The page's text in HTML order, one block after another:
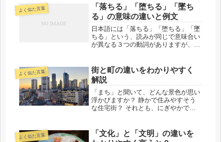
葉の意味や使い方について詳しく説明
します。「チル」と「リラックス」と
「ま...
よく似た言葉
「落ちる」「堕ちる」「墜ち
る」の意味の違いと例文
日本語には「落ちる」「堕ちる」「墜
ちる」という、読みが同じで意味合い
が異なる３つの動詞がありますが、そ
ちる」「堕ちる」「墜ちる」の意味の
違いと使い分けを見てみましょう。
「落...
よく似た言葉
街と町の違いをわかりやすく
解説
「まち」と聞いて、どんな景色が思い
浮かびますか？ 静かで住みやすそう
な住宅街？ それとも、にぎやかでお
「まち」が「町」なのか「街」なの
か…ってなると、ちょっとややこしい
よく似た言葉
「文化」と「文明」の違いを